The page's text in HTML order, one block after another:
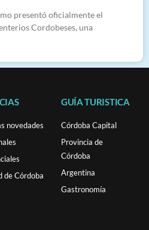
presentó oficialmente el
Cordobeses, una
novedades
de Córdoba
GUÍA TURISTICA
Córdoba Capital
Provincia de
Córdoba
Argentina
Gastronomía